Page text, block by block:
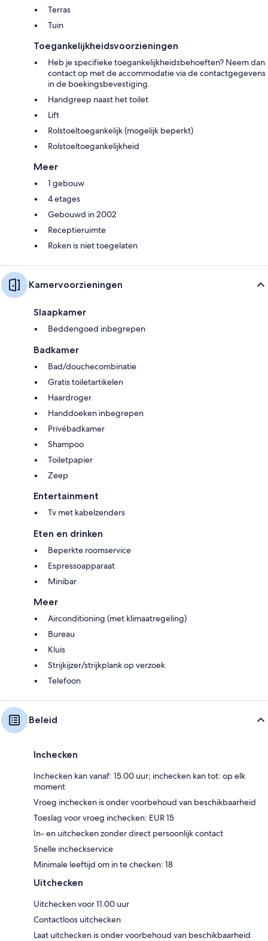
Terras
Tuin
Toegankelijkheidsvoorzieningen
Heb je specifieke toegankelijkheidsbehoeften? Neem dan
contact op met de accommodatie via de contactgegevens
in de boekingsbevestiging.
Handgreep naast het toilet
Lift
Rolstoeltoegankelijk (mogelijk beperkt)
Rolstoeltoegankelijkheid
Meer
1 gebouw
4 etages
Gebouwd in 2002
Receptieruimte
Roken is niet toegelaten
Kamervoorzieningen
Slaapkamer
Beddengoed inbegrepen
Badkamer
Bad/douchecombinatie
Gratis toiletartikelen
Haardroger
Handdoeken inbegrepen
Privébadkamer
Shampoo
Toiletpapier
Zeep
Entertainment
Tv met kabelzenders
Eten en drinken
Beperkte roomservice
Espressoapparaat
Minibar
Meer
Airconditioning (met klimaatregeling)
Bureau
Kluis
Strijkijzer/strijkplank op verzoek
Telefoon
Beleid
Inchecken
Inchecken kan vanaf: 15.00 uur; inchecken kan tot: op elk
moment
Vroeg inchecken is onder voorbehoud van beschikbaarheid
Toeslag voor vroeg inchecken: EUR 15
In- en uitchecken zonder direct persoonlijk contact
Snelle incheckservice
Minimale leeftijd om in te checken: 18
Uitchecken
Uitchecken voor 11.00 uur
Contactloos uitchecken
Laat uitchecken is onder voorbehoud van beschikbaarheid